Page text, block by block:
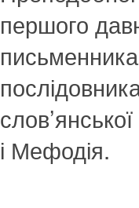
першого
і Мефодія.